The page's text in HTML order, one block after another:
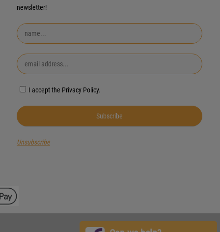
newsletter!
I accept the Privacy Policy.
Unsubscribe